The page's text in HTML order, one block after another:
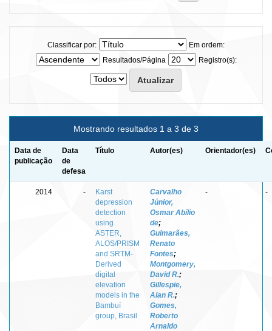
Classificar por:
Em ordem:
Resultados/Página
Registro(s):
Mostrando resultados 1 a 3 de 3
Data de
publicação
Data
de
defesa
Título Autor(es) Orientador(es)
2014 -
Karst
depression
detection
using
ASTER,
ALOS/PRISM
and SRTM-
Derived
digital
elevation
models in the
Bambuí
group, Brasil
Carvalho
Júnior,
Osmar Abílio
de;
Guimarães,
Renato
Fontes;
Montgomery,
David R.;
Gillespie,
Alan R.;
Gomes,
Roberto
Arnaldo
- -